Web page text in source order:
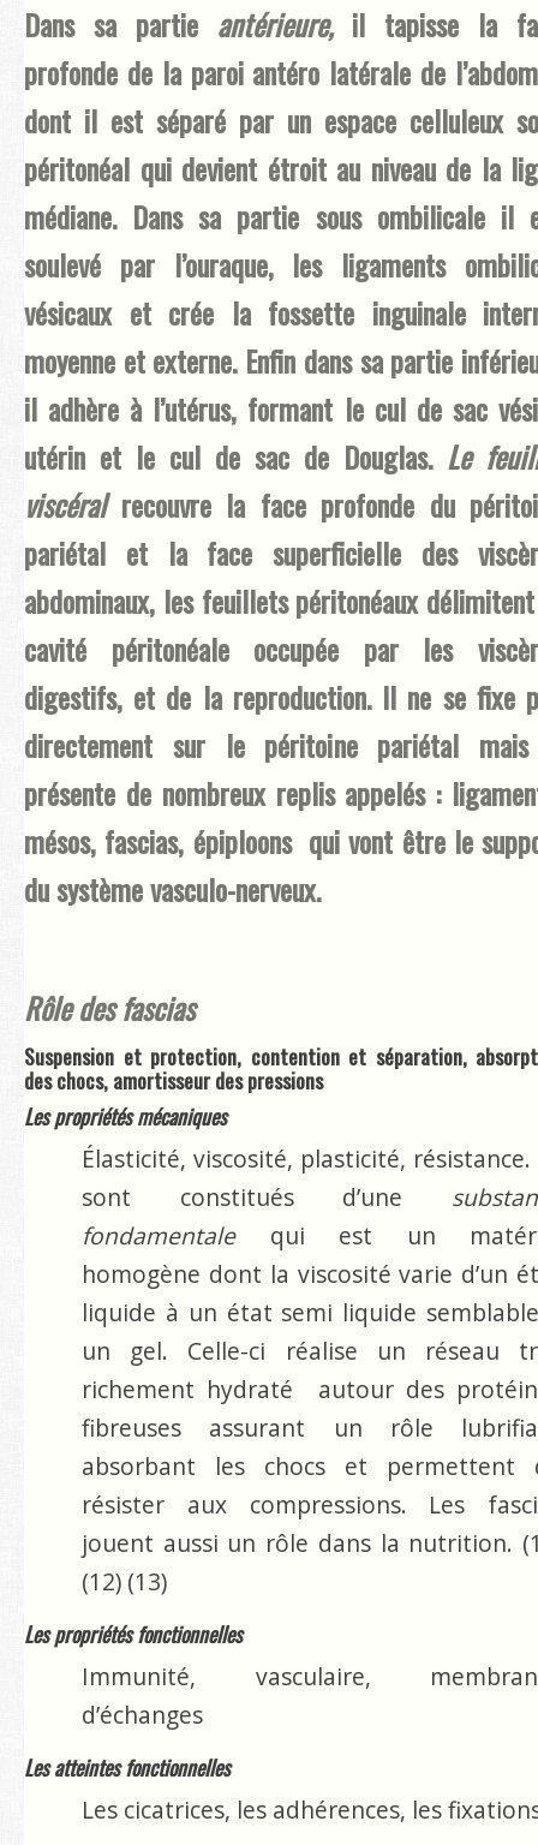
Dans sa partie antérieure, il tapisse la
profonde de la paroi antéro latérale de
dont il est séparé par un espace celluleux
péritonéal qui devient étroit au niveau de la
médiane. Dans sa partie sous ombilicale il
soulevé par l’ouraque, les ligaments
vésicaux et crée la fossette inguinale
moyenne et externe. Enfin dans sa partie
il adhère à l’utérus, formant le cul de sac
utérin et le cul de sac de Douglas. Le
viscéral recouvre la face profonde du
pariétal et la face superficielle des
abdominaux, les feuillets péritonéaux
cavité péritonéale occupée par les
digestifs, et de la reproduction. Il ne se fixe
directement sur le péritoine pariétal
présente de nombreux replis appelés :
mésos, fascias, épiploons qui vont être le
du système vasculo-nerveux.
Rôle des fascias
Suspension et protection, contention et séparation,
des chocs, amortisseur des pressions
Les propriétés mécaniques
Élasticité, viscosité, plasticité, résistance.
sont constitués d’une
fondamentalequi est un
homogène dont la viscosité varie d’un
liquide à un état semi liquide
un gel. Celle-ci réalise un réseau
richement hydraté autour des
fibreuses assurant un rôle
absorbant les chocs et permettent
résister aux compressions. Les
jouent aussi un rôle dans la nutrition.
(12) (13)
Les propriétés fonctionnelles
Immunité, vasculaire,
d’échanges
Les atteintes fonctionnelles
Les cicatrices, les adhérences, les